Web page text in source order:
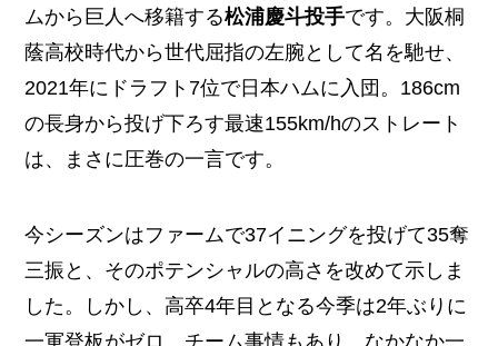
ムから巨人へ移籍する松浦慶斗投手です。大阪桐
蔭高校時代から世代屈指の左腕として名を馳せ、
2021年にドラフト7位で日本ハムに入団。186cm
の長身から投げ下ろす最速155km/hのストレート
は、まさに圧巻の一言です。
今シーズンはファームで37イニングを投げて35奪
三振と、そのポテンシャルの高さを改めて示しま
した。しかし、高卒4年目となる今季は2年ぶりに
一軍登板がゼロ。チーム事情もあり、なかなか一